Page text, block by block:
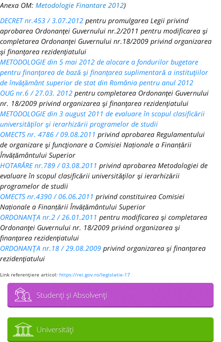
Anexa OM: Metodologie Finantare 2012)
DECRET nr.453 / 3.07.2012 pentru promulgarea Legii privind
aprobarea Ordonanţei Guvernului nr.2/2011 pentru modificarea şi
completarea Ordonanţei Guvernului nr.18/2009 privind organizarea
şi finanţarea rezidenţiatului
METODOLOGIE din 5 mai 2012 de alocare a fondurilor bugetare
pentru finanţarea de bază şi finanţarea suplimentară a instituţiilor
de învăţământ superior de stat din România pentru anul 2012
OUG nr.6 / 27.03. 2012 pentru completarea Ordonanţei Guvernului
nr. 18/2009 privind organizarea şi finanţarea rezidenţiatului
METODOLOGIE din 3 august 2011 de evaluare în scopul clasificării
universităţilor şi ierarhizării programelor de studii
OMECTS nr. 4786 / 09.08.2011 privind aprobarea Regulamentului
de organizare şi funcţionare a Comisiei Naționale a Finanțării
Învățământului Superior
HOTARÂRE nr.789 / 03.08.2011 privind aprobarea Metodologiei de
evaluare în scopul clasificării universităţilor şi ierarhizării
programelor de studii
OMECTS nr.4390 / 06.06.2011 privind constituirea Comisiei
Naționale a Finanțării Învățământului Superior
ORDONANŢA nr.2 / 26.01.2011 pentru modificarea şi completarea
Ordonanţei Guvernului nr. 18/2009 privind organizarea şi
finanţarea rezidenţiatului
ORDONANŢA nr.18 / 29.08.2009 privind organizarea şi finanţarea
rezidenţiatului
Link referenţiere articol: https://rei.gov.ro/legislatie-17
Studenţi şi Absolvenţi
Universităţi